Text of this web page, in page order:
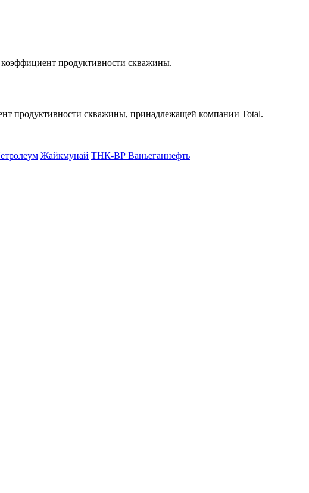
продуктивности скважины.
продуктивности скважины, принадлежащей компании Total.
Жайкмунай ТНК-ВР Ваньеганнефть